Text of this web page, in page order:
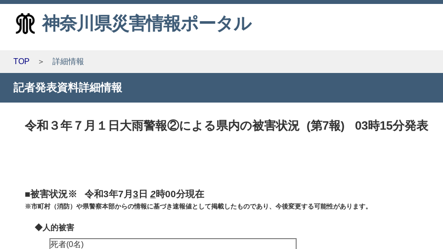
神奈川県災害情報ポータル
TOP 詳細情報
記者発表資料詳細情報
令和３年７月１日大雨警報②による県内の被害状況 (第7報) 03時15分発表
■被害状況※ 令和3年7月 3 日 2時00分現在
※市町村（消防）や県警察本部からの情報に基づき速報値として掲載したものであり、今後変更する可能性があります。
◆人的被害
死者(0名)